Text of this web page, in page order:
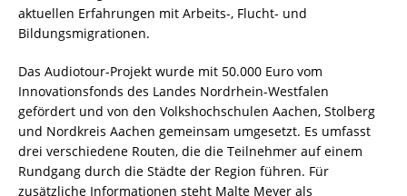
aktuellen Erfahrungen mit Arbeits-, Flucht- und
Bildungsmigrationen.
Das Audiotour-Projekt wurde mit 50.000 Euro vom
Innovationsfonds des Landes Nordrhein-Westfalen
gefördert und von den Volkshochschulen Aachen, Stolberg
und Nordkreis Aachen gemeinsam umgesetzt. Es umfasst
drei verschiedene Routen, die die Teilnehmer auf einem
Rundgang durch die Städte der Region führen. Für
zusätzliche Informationen steht Malte Meyer als